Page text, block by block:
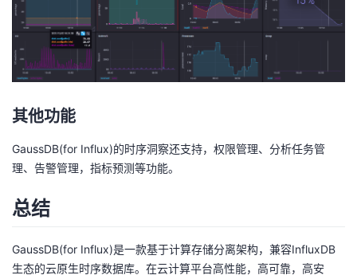
其他功能
GaussDB(for Influx)的时序洞察还支持，权限管理、分析任务管
理、告警管理，指标预测等功能。
总结
GaussDB(for Influx)是一款基于计算存储分离架构，兼容InfluxDB
生态的云原生时序数据库。在云计算平台高性能，高可靠，高安